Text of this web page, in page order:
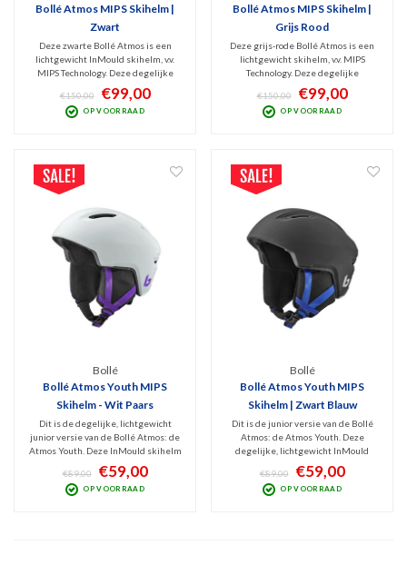
Bollé Atmos MIPS Skihelm |
Zwart
Deze zwarte Bollé Atmos is een
lichtgewicht InMould skihelm, v.v.
MIPS Technology. Deze degelijke
wintersporthelm voor zowel mannen
als vrouwen biedt prima allround
bescherming voor skiërs die geen
€150,00 €99,00
OP VOORRAAD
Bollé Atmos MIPS Skihelm |
Grijs Rood
Deze grijs-rode Bollé Atmos is een
lichtgewicht skihelm, v.v. MIPS
Technology. Deze degelijke
wintersporthelm voor zowel mannen
als vrouwen biedt prima allround
bescherming voor skiërs die weinig
€150,00 €99,00
OP VOORRAAD
Bollé
Bollé Atmos Youth MIPS
Skihelm - Wit Paars
Dit is de degelijke, lichtgewicht
junior versie van de Bollé Atmos: de
Atmos Youth. Deze InMould skihelm
is v.v. MIPS Technology en biedt prima
allround bescherming voor skiërs en
boarders die én gaan voor veiligheid
€89,00 €59,00
OP VOORRAAD
Bollé
Bollé Atmos Youth MIPS
Skihelm | Zwart Blauw
Dit is de junior versie van de Bollé
Atmos: de Atmos Youth. Deze
degelijke, lichtgewicht InMould
skihelm is v.v. MIPS Technology en
biedt prima allround bescherming
voor skiërs en boarders die én gaan
€89,00 €59,00
OP VOORRAAD